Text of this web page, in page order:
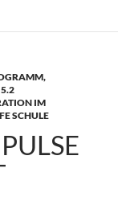
5.2
IM
SCHULE